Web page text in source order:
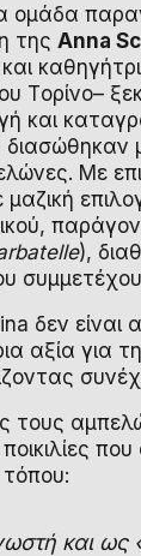
ομάδα
της Anna
Tορίνο–
και
διασώθηκαν
Με
),
δεν είναι
αξία για
τους
και ως